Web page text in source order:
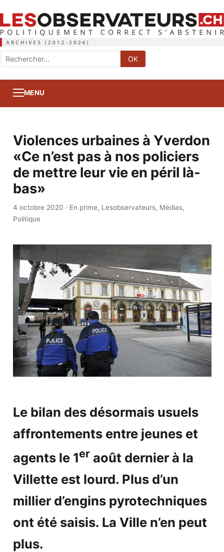
Rechercher
:
OK
MENU
Violences urbaines à Yverdon
«Ce n’est pas à nos policiers
de mettre leur vie en péril là-
bas»
4 octobre 2020 · En prime, Lesobservateurs, Médias,
Politique
Le bilan des désormais usuels
affrontements entre jeunes et
agents le 1eraoût dernier à la
Villette est lourd. Plus d’un
millier d’engins pyrotechniques
ont été saisis. La Ville n’en peut
plus.